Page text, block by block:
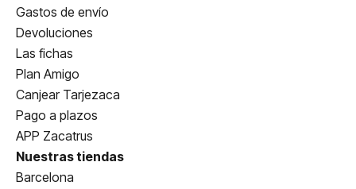
Gastos de envío
Devoluciones
Las fichas
Plan Amigo
Canjear Tarjezaca
Pago a plazos
APP Zacatrus
Nuestras tiendas
Barcelona